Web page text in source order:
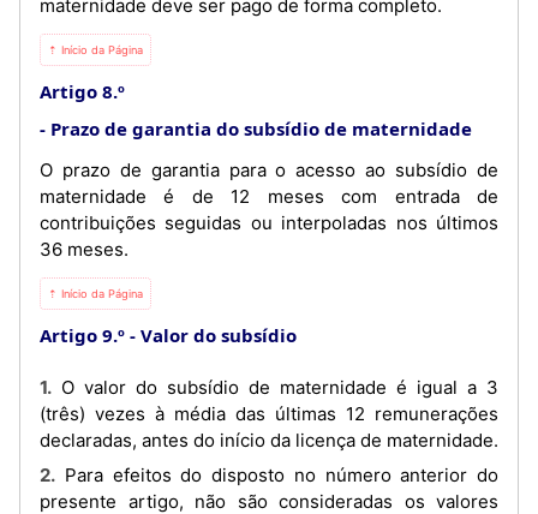
maternidade deve ser pago de forma completo.
⇡ Início da Página
Artigo 8.º
Prazo de garantia do subsídio de maternidade
O prazo de garantia para o acesso ao subsídio de
maternidade é de 12 meses com entrada de
contribuições seguidas ou interpoladas nos últimos
36 meses.
⇡ Início da Página
Artigo 9.º Valor do subsídio
1. O valor do subsídio de maternidade é igual a 3
(três) vezes à média das últimas 12 remunerações
declaradas, antes do início da licença de maternidade.
2. Para efeitos do disposto no número anterior do
presente artigo, não são consideradas os valores